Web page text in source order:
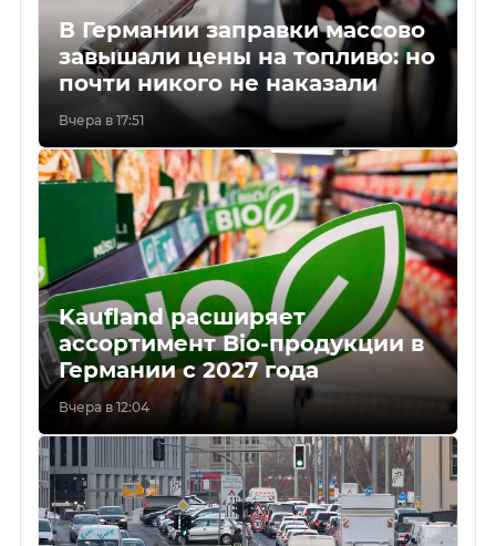
В Германии заправки массово
завышали цены на топливо: но
почти никого не наказали
Вчера в 17:51
Kaufland расширяет
ассортимент Bio-продукции в
Германии с 2027 года
Вчера в 12:04